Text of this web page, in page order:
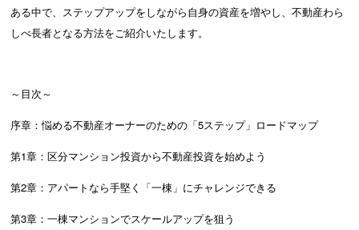
ある中で、ステップアップをしながら自身の資産を増やし、不動産わら
しべ長者となる方法をご紹介いたします。
～目次～
序章：悩める不動産オーナーのための「5ステップ」ロードマップ
第1章：区分マンション投資から不動産投資を始めよう
第2章：アパートなら手堅く「一棟」にチャレンジできる
第3章：一棟マンションでスケールアップを狙う